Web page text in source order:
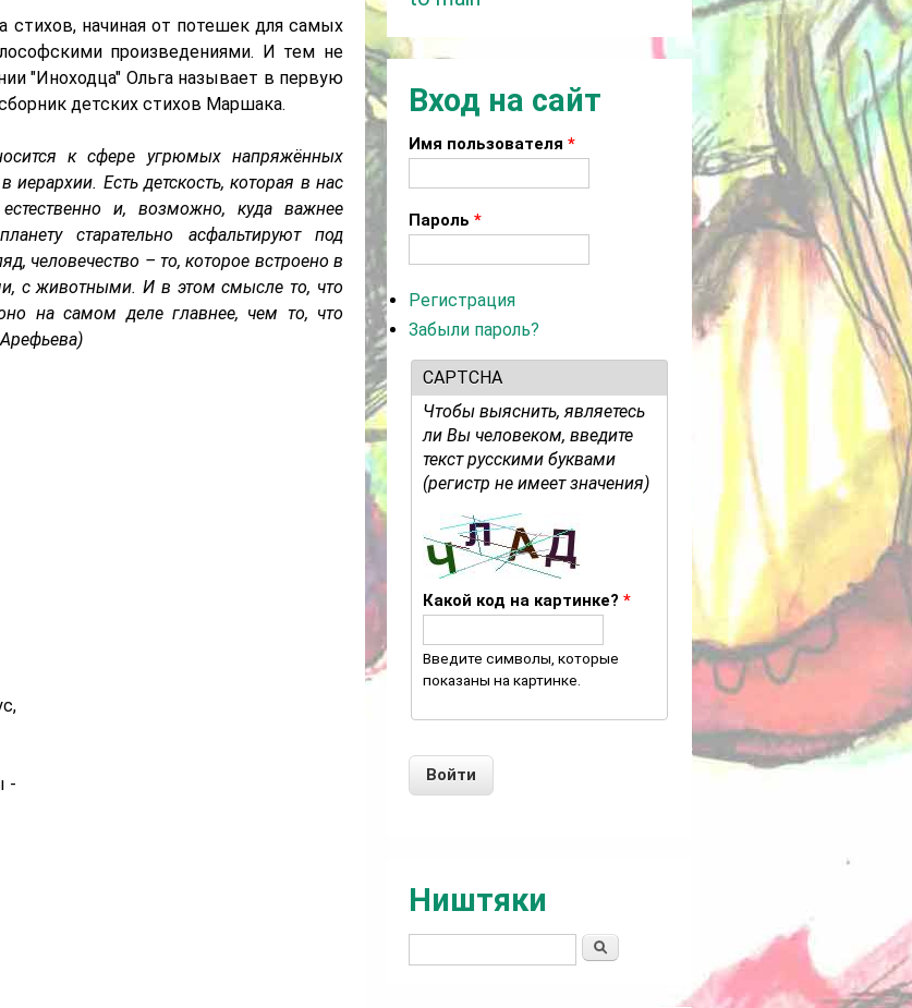
стихов, начиная от потешек для самых
произведениями. И тем не
"Иноходца" Ольга называет в первую
детских стихов Маршака.
к сфере угрюмых напряжённых
Есть детскость, которая в нас
и, возможно, куда важнее
старательно асфальтируют под
человечество – то, которое встроено в
с животными. И в этом смысле то, что
на самом деле главнее, чем то, что
-
Вход на сайт
Имя пользователя *
Пароль *
Регистрация
Забыли пароль?
CAPTCHA
Чтобы выяснить, являетесь
ли Вы человеком, введите
текст русскими буквами
(регистр не имеет значения)
Какой код на картинке? *
Введите символы, которые
показаны на картинке.
Ништяки
Поиск